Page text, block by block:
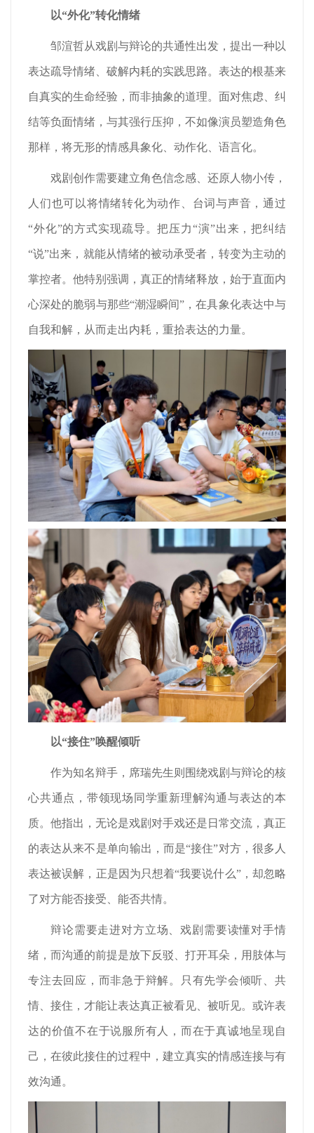
以“外化”转化情绪
邹渲哲从戏剧与辩论的共通性出发，提出一种以
表达疏导情绪、破解内耗的实践思路。表达的根基来
自真实的生命经验，而非抽象的道理。面对焦虑、纠
结等负面情绪，与其强行压抑，不如像演员塑造角色
那样，将无形的情感具象化、动作化、语言化。
戏剧创作需要建立角色信念感、还原人物小传，
人们也可以将情绪转化为动作、台词与声音，通过
“外化”的方式实现疏导。把压力“演”出来，把纠结
“说”出来，就能从情绪的被动承受者，转变为主动的
掌控者。他特别强调，真正的情绪释放，始于直面内
心深处的脆弱与那些“潮湿瞬间”，在具象化表达中与
自我和解，从而走出内耗，重拾表达的力量。
以“接住”唤醒倾听
作为知名辩手，席瑞先生则围绕戏剧与辩论的核
心共通点，带领现场同学重新理解沟通与表达的本
质。他指出，无论是戏剧对手戏还是日常交流，真正
的表达从来不是单向输出，而是“接住”对方，很多人
表达被误解，正是因为只想着“我要说什么”，却忽略
了对方能否接受、能否共情。
辩论需要走进对方立场、戏剧需要读懂对手情
绪，而沟通的前提是放下反驳、打开耳朵，用肢体与
专注去回应，而非急于辩解。只有先学会倾听、共
情、接住，才能让表达真正被看见、被听见。或许表
达的价值不在于说服所有人，而在于真诚地呈现自
己，在彼此接住的过程中，建立真实的情感连接与有
效沟通。